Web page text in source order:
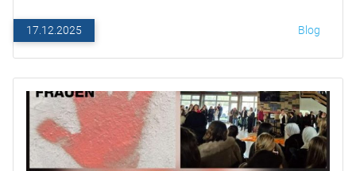
17.12.2025 Blog